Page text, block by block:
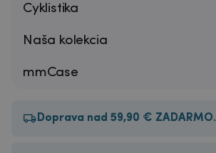
Cyklistika
Naša kolekcia
mmCase
Doprava nad 59,90 € ZADARMO.